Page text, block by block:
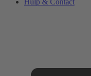
Hulp & Contact